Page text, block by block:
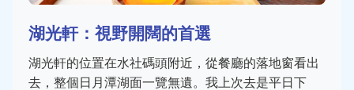
湖光軒：視野開闊的首選
湖光軒的位置在水社碼頭附近，從餐廳的落地窗看出
去，整個日月潭湖面一覽無遺。我上次去是平日下